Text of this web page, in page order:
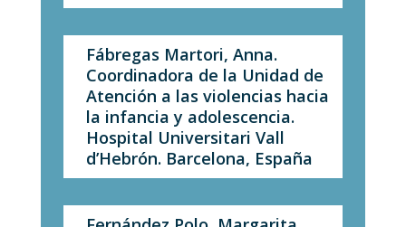
Fábregas Martori, Anna.
Coordinadora de la Unidad de
Atención a las violencias hacia
la infancia y adolescencia.
Hospital Universitari Vall
d’Hebrón. Barcelona, España